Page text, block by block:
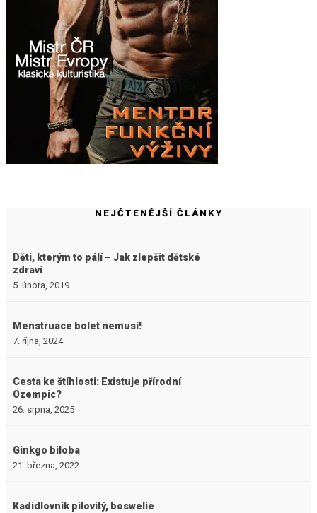
NEJČTENĚJŠÍ ČLÁNKY
Děti, kterým to pálí – Jak zlepšit dětské
zdraví
5. února, 2019
Menstruace bolet nemusí!
7. října, 2024
Cesta ke štíhlosti: Existuje přírodní
Ozempic?
26. srpna, 2025
Ginkgo biloba
21. března, 2022
Kadidlovník pilovitý, boswelie